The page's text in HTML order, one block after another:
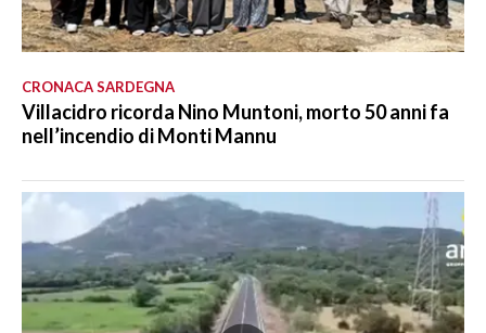
CRONACA SARDEGNA
Villacidro ricorda Nino Muntoni, morto 50 anni fa
nell’incendio di Monti Mannu